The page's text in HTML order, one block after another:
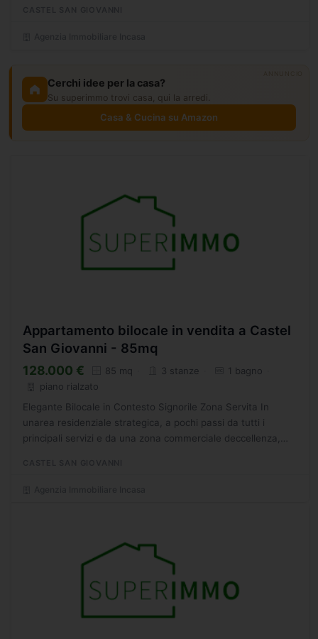
Cerchi idee per la casa?
Su superimmo trovi casa, qui la arredi.
Casa & Cucina su Amazon
Appartamento bilocale in vendita a Castel
San Giovanni - 85mq
128.000 € 85 mq 3 stanze
1 bagno
piano rialzato
Elegante Bilocale in Contesto Signorile Zona Servita In
unarea residenziale strategica, a pochi passi da tutti i
principali servizi e da una zona commerciale deccellenza,